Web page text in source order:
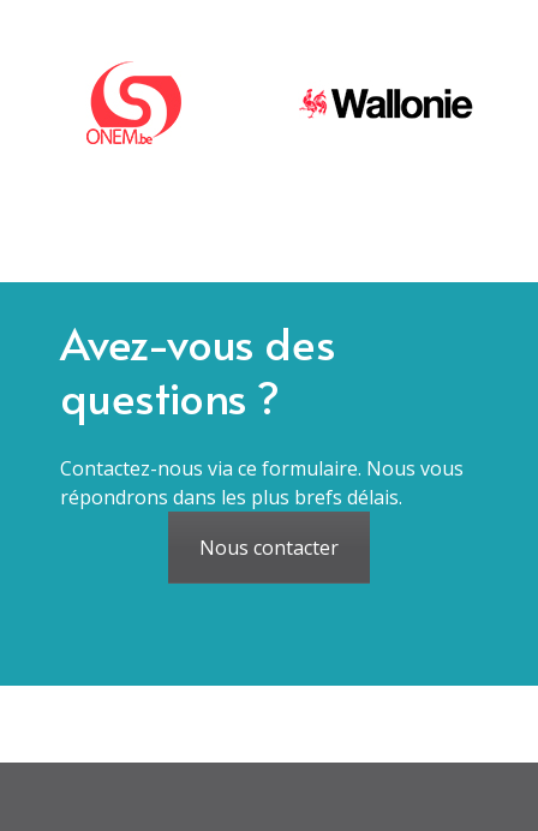
Avez-vous des
questions ?
Contactez-nous via ce formulaire. Nous vous
répondrons dans les plus brefs délais.
Nous contacter